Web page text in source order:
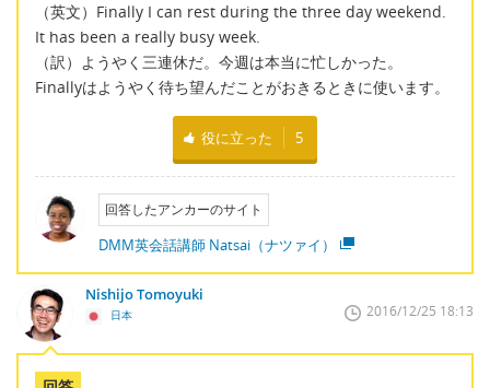
（英文）Finally I can rest during the three day weekend.
It has been a really busy week.
（訳）ようやく三連休だ。今週は本当に忙しかった。
Finallyはようやく待ち望んだことがおきるときに使います。
役に立った 5
回答したアンカーのサイト
DMM英会話講師 Natsai（ナツァイ）
Nishijo Tomoyuki
日本 2016/12/25 18:13